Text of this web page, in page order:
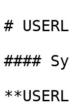
#
####